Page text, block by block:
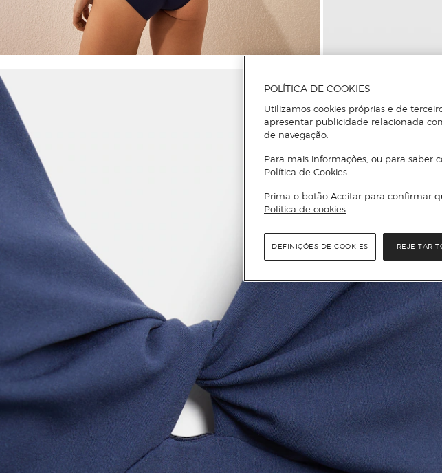
POLÍTICA DE COOKIES
Utilizamos cookies próprias e de
apresentar publicidade relacionada
de navegação.
Para mais informações, ou para saber
Política de Cookies.
Prima o botão Aceitar para confirmar
Política de cookies
REJEITAR
DEFINIÇÕES DE COOKIES